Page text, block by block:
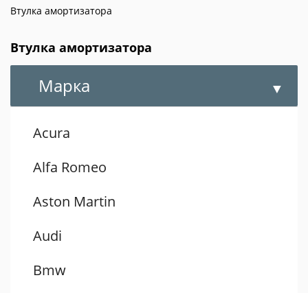
Втулка амортизатора
Втулка амортизатора
Марка
Acura
Alfa Romeo
Aston Martin
Audi
Bmw